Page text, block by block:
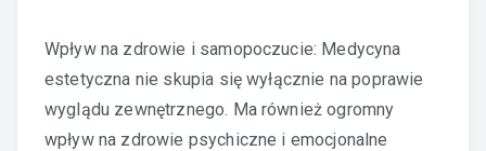
Wpływ na zdrowie i samopoczucie: Medycyna
estetyczna nie skupia się wyłącznie na poprawie
wyglądu zewnętrznego. Ma również ogromny
wpływ na zdrowie psychiczne i emocjonalne